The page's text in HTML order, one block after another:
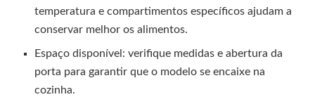
temperatura e compartimentos específicos ajudam a
conservar melhor os alimentos.
Espaço disponível: verifique medidas e abertura da
porta para garantir que o modelo se encaixe na
cozinha.